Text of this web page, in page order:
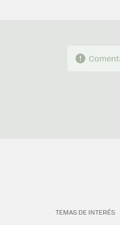
TEMAS DE INTERÉS